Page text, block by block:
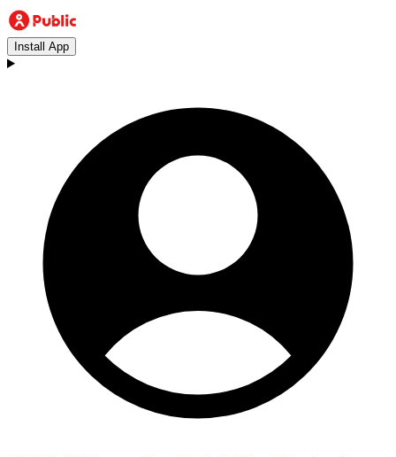
Install App